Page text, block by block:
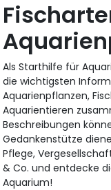
Als Starthilfe für
die wichtigsten
Aquarienpflanzen,
Aquarientieren
Beschreibungen
Gedankenstütze
Pflege,
& Co. und entdecke
Aquarium!